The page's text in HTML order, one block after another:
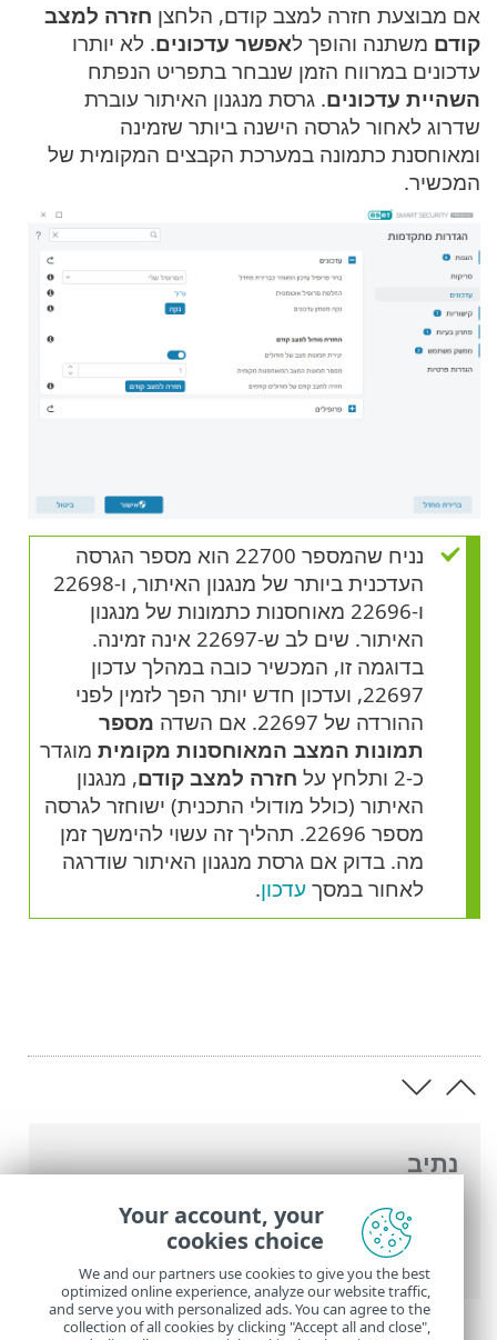
נתיב
העזרה המקוונת של ESET >
ESET Smart
Security Premium
>הגדרות מתקדמות
עדכונים> חזרה למצב קודם לאחר עדכון
אם מבוצעת חזרה למצב קודם, הלחצן חזרה למצב
קודם משתנה והופך לאפשר עדכונים. לא יותרו
עדכונים במרווח הזמן שנבחר בתפריט הנפתח
השהיית עדכונים. גרסת מנגנון האיתור עוברת
שדרוג לאחור לגרסה הישנה ביותר שזמינה
ומאוחסנת כתמונה במערכת הקבצים המקומית של
המכשיר.
נניח שהמספר 22700 הוא מספר הגרסה
העדכנית ביותר של מנגנון האיתור, ו-22698
ו-22696 מאוחסנות כתמונות של מנגנון
האיתור. שים לב ש-22697 אינה זמינה.
בדוגמה זו, המכשיר כובה במהלך עדכון
22697, ועדכון חדש יותר הפך לזמין לפני
ההורדה של 22697. אם השדה
מספר
תמונות המצב המאוחסנות מקומית מוגדר
כ-2 ותלחץ על
חזרה למצב קודם, מנגנון
האיתור (כולל מודולי התכנית) ישוחזר לגרסה
מספר 22696. תהליך זה עשוי להימשך זמן
מה. בדוק אם גרסת מנגנון האיתור שודרגה
לאחור במסך עדכון.
Your account, your
cookies choice
We and our partners use cookies to give you the best
optimized online experience, analyze our website traffic,
and serve you with personalized ads. You can agree to the
collection of all cookies by clicking "Accept all and close",